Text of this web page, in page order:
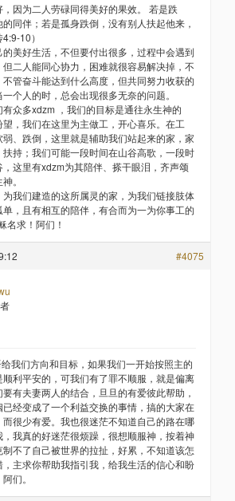
因为二人劳碌同得美好的果效。 若是跌
同伴；若是孤身跌倒，没有别人扶起他来，
10）
美好生活，不但要付出很多，过程中会遇到
二人能同心协力，困难就很容易解决掉，不
管奋斗能达到什么高度，但共同努力收获的
个人的时，总会出现很多无奈的问题。
众多xdzm ，我们的目标是通往永生神的
，我们在这里为主做工，开心喜乐。在工
、跌倒，这里就是辅助我们站起来的家，家
持；我们可能一段时间在山谷高歌，一段时
这里有xdzm为其陪伴、搽干眼泪，齐声颂
。
我们建造的这所属灵的家，为我们链接肢体
，且有相互的陪伴，有合而为一为你事工的
名求！阿们！
#4075
我们方向和目标，如果我们一开始按照主的
利平安的，可我们有了罪不顺服，就是偏离
有夫妻两人的结合，旦旦的有爱彼此帮助，
经变成了一个利益交换的事情，搞的大家在
很少有爱。我也很迷茫不知道自己的路在哪
我真的好迷茫很烦躁，很想顺服神，按着神
不了自己被世界的拉扯，好累，不知道该怎
主求你帮助我指引我，给我生活的信心和盼
们。